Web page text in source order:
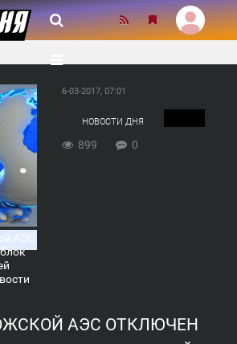
6-03-2017, 07:01
НОВОСТИ ДНЯ
899 0
АЭС ОТКЛЮЧЕН